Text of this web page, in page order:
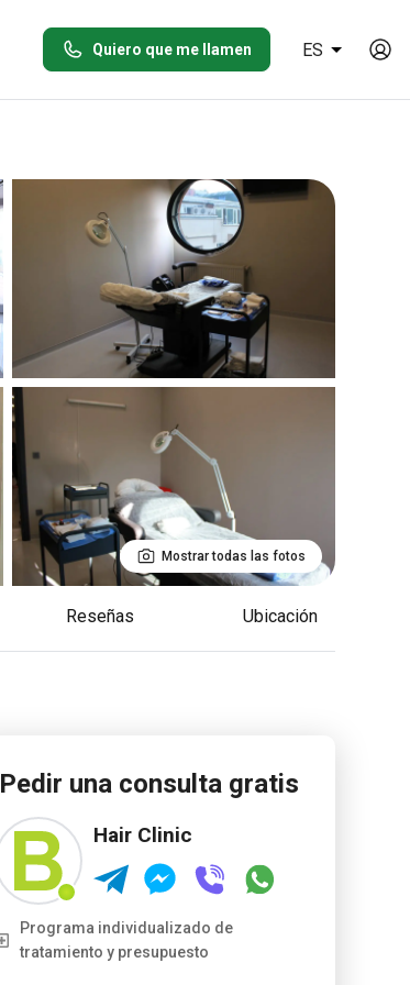
Quiero que me llamen ES
Mostrar todas las fotos
reseñas Ubicación
Pedir una consulta gratis
Hair Clinic
Programa individualizado de
tratamiento y presupuesto